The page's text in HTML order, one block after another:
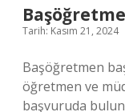
Tarih: Kasım 21, 2024
Başöğretmen
öğretmen ve
başvuruda